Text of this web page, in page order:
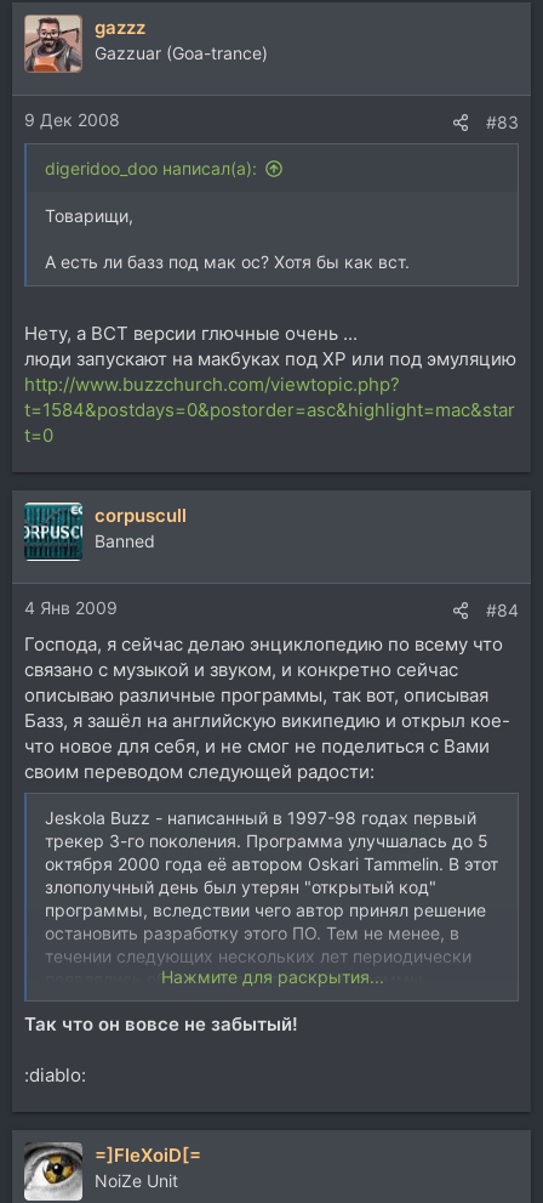
gazzz
Gazzuar (Goa-trance)
9 Дек 2008 #83
digeridoo_doo написал(а):
Товарищи,
А есть ли базз под мак ос? Хотя бы как вст.
Нету, а ВСТ версии глючные очень ...
люди запускают на макбуках под ХР или под эмуляцию
http://www.buzzchurch.com/viewtopic.php?
t=1584&postdays=0&postorder=asc&highlight=mac&star
t=0
corpuscull
Banned
4 Янв 2009 #84
Господа, я сейчас делаю энциклопедию по всему что
связано с музыкой и звуком, и конкретно сейчас
описываю различные программы, так вот, описывая
Базз, я зашёл на английскую википедию и открыл кое-
что новое для себя, и не смог не поделиться с Вами
своим переводом следующей радости:
Jeskola Buzz - написанный в 1997-98 годах первый
трекер 3-го поколения. Программа улучшалась до 5
октября 2000 года её автором Oskari Tammelin. В этот
злополучный день был утерян "открытый код"
программы, вследствии чего автор принял решение
остановить разработку этого ПО. Тем не менее, в
течении следующих нескольких лет периодически
появлялись обновления для этой программы
(благодаря специальным плагинам, позволяющим
грабить и добавлять часть кода). В июне 2008-го года
разработки этого ПО, что является очень хорошей
уникальность этой программы.
Нажмите для раскрытия...
Так что он вовсе не забытый!
:diablo:
=]FleXoiD[=
NoiZe Unit